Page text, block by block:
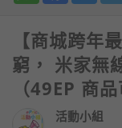
【商城跨年
窮， 米家無
（49EP 商
活動小組